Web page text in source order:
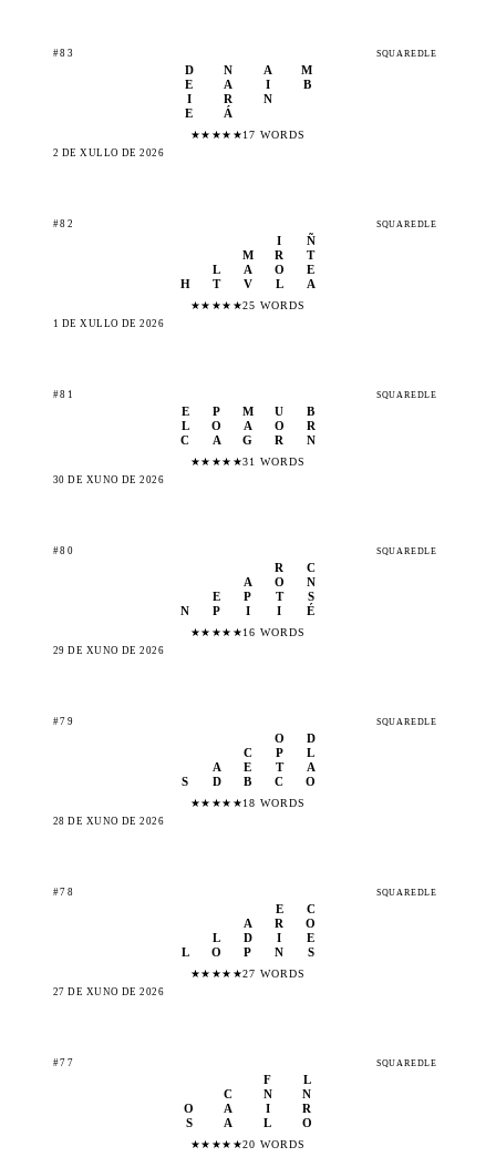
#83 SQUAREDLE
D N A
M
E
A I
B
I
R
N
E
Á
★★ ★★ ★17 WORDS
2 DE XULLO DE 2026
#82 SQUAREDLE
I
Ñ
M
R
T
L
A O
E
H
T V L A
★★ ★★ ★25 WORDS
1 DE XULLO DE 2026
#81 SQUAREDLE
E P M U
B
L
O A O
R
C
A G R N
★★ ★★ ★31 WORDS
30 DE XUÑO DE 2026
#80 SQUAREDLE
R
C
A
O
N
E
P T
S
N
P I I É
★★ ★★ ★16 WORDS
29 DE XUÑO DE 2026
#79 SQUAREDLE
O
D
C
P
L
A
E T
A
S
D B C O
★★ ★★ ★18 WORDS
28 DE XUÑO DE 2026
#78 SQUAREDLE
E
C
A
R
O
L
D I
E
L
O P N S
★★ ★★ ★27 WORDS
27 DE XUÑO DE 2026
#77 SQUAREDLE
F
L
C
N
N
O
A I
R
S
A L O
★★ ★★ ★20 WORDS